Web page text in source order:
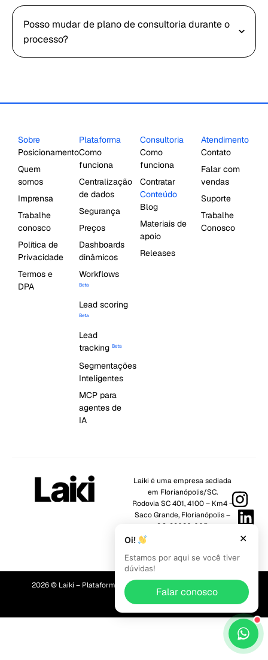
Oi! ✕
Estamos por aqui se você tiver
dúvidas!
Falar conosco
Posso mudar de plano de consultoria durante o
processo?
Sobre
Posicionamento
Quem
somos
Imprensa
Trabalhe
conosco
Política de
Privacidade
Termos e
DPA
Plataforma
Como
funciona
Centralização
de dados
Segurança
Preços
Dashboards
dinâmicos
Workflows
Beta
Lead scoring
Beta
Lead
tracking Beta
Segmentações
Inteligentes
MCP para
agentes de
IA
Consultoria
Como
funciona
Contratar
Conteúdo
Blog
Materiais de
apoio
Releases
Atendimento
Contato
Falar com
vendas
Suporte
Trabalhe
Conosco
Laiki é uma empresa sediada
em Florianópolis/SC.
Rodovia SC 401, 4100 – Km4 –
Saco Grande, Florianópolis –
SC, 88032-005
CNPJ: 55.653.095/0001-34
2026 © Laiki – Plataforma de dados para Marketing e Vendas
mtools